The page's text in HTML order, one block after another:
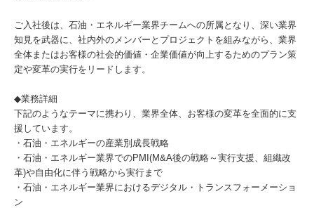
ご入社後は、石油・エネルギー業界チームへの所属となり、深い業界
知見を武器に、社内外のメンバーとプロジェクトを組みながら、業界
全体またはお客様の社会的価値・企業価値が向上するためのプラン策
定や変革の実行をリードします。
◆業務詳細
下記のようなテーマに携わり、業界全体、お客様の変革を全面的に支
援しています。
・石油・エネルギーの産業別成長戦略
・石油・エネルギー業界でのPMI(M&A後の戦略～実行支援、組織改
革)や自由化に伴う戦略から実行まで
・石油・エネルギー業界におけるデジタル・トランスフォーメーショ
ン